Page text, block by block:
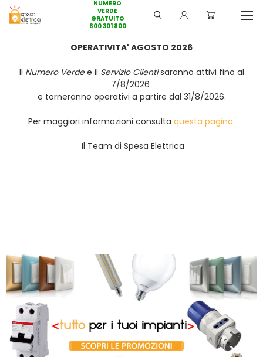
NUMERO
VERDE
GRATUITO
800 301 800
OPERATIVITA' AGOSTO 2026
Il Numero Verdee il Servizio Clientisaranno attivi fino al
7/8/2026
e torneranno operativi a partire dal 31/8/2026.
Per maggiori informazioni consulta questa pagina.
Il Team di Spesa Elettrica